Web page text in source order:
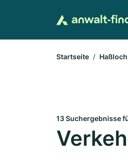
Startseite Haßloch
13 Suchergebnisse